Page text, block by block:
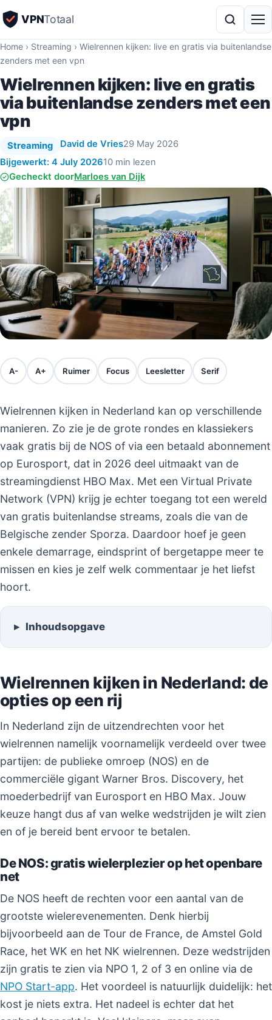
VPNTotaal
Home › Streaming › Wielrennen kijken: live en gratis via buitenlandse
zenders met een vpn
Wielrennen kijken: live en gratis
via buitenlandse zenders met een
vpn
Streaming David de Vries29 May 2026
Bijgewerkt: 4 July 202610 min lezen
Gecheckt doorMarloes van Dijk
A- A+ Ruimer Focus Leesletter Serif
Wielrennen kijken in Nederland kan op verschillende
manieren. Zo zie je de grote rondes en klassiekers
vaak gratis bij de NOS of via een betaald abonnement
op Eurosport, dat in 2026 deel uitmaakt van de
streamingdienst HBO Max. Met een Virtual Private
Network (VPN) krijg je echter toegang tot een wereld
van gratis buitenlandse streams, zoals die van de
Belgische zender Sporza. Daardoor hoef je geen
enkele demarrage, eindsprint of bergetappe meer te
missen en kies je zelf welk commentaar je het liefst
hoort.
Inhoudsopgave
Wielrennen kijken in Nederland: de
opties op een rij
In Nederland zijn de uitzendrechten voor het
wielrennen namelijk voornamelijk verdeeld over twee
partijen: de publieke omroep (NOS) en de
commerciële gigant Warner Bros. Discovery, het
moederbedrijf van Eurosport en HBO Max. Jouw
keuze hangt dus af van welke wedstrijden je wilt zien
en of je bereid bent ervoor te betalen.
De NOS: gratis wielerplezier op het openbare
net
De NOS heeft de rechten voor een aantal van de
grootste wielerevenementen. Denk hierbij
bijvoorbeeld aan de Tour de France, de Amstel Gold
Race, het WK en het NK wielrennen. Deze wedstrijden
zijn gratis te zien via NPO 1, 2 of 3 en online via de
NPO Start-app. Het voordeel is natuurlijk duidelijk: het
kost je niets extra. Het nadeel is echter dat het